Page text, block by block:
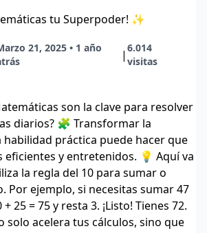
21, 2025 • 1 año
|6.014
visitas
son la clave para resolver
diarios? 🧩 Transformar la
práctica puede hacer que
eficientes y entretenidos. 💡 Aquí va
la regla del 10 para sumar o
Por ejemplo, si necesitas sumar 47
25 = 75 y resta 3. ¡Listo! Tienes 72.
solo acelera tus cálculos, sino que